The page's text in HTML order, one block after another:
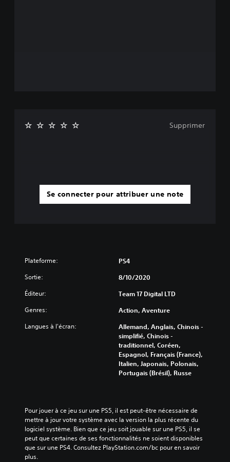
Se connecter pour attribuer une note
Supprimer
Plateforme: PS4
Sortie: 8/10/2020
Éditeur: Team 17 Digital LTD
Genres: Action, Aventure
Langues à l'écran:
Allemand, Anglais, Chinois -
simplifié, Chinois -
traditionnel, Coréen,
Espagnol, Français (France),
Italien, Japonais, Polonais,
Portugais (Brésil), Russe
Pour jouer à ce jeu sur une PS5, il est peut-être nécessaire de
mettre à jour votre système avec la version la plus récente du
logiciel système. Bien que ce jeu soit jouable sur une PS5, il se
peut que certaines de ses fonctionnalités ne soient disponibles
que sur une PS4. Consultez PlayStation.com/bc pour en savoir
plus.